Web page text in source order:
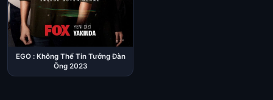
EGO : Không Thể Tin Tưởng Đàn
Ông 2023